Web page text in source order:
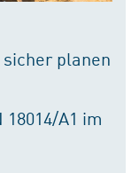
planen
A1 im